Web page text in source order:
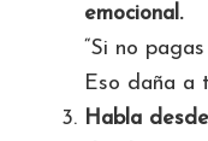
emocional.
“Si no
Eso daña a
Habla